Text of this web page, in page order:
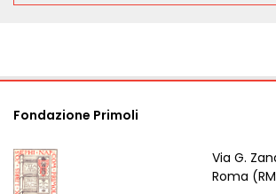
Fondazione Primoli
Via G.
Roma